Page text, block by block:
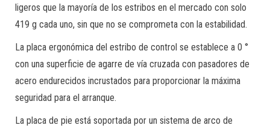
ligeros que la mayoría de los estribos en el mercado con solo
419 g cada uno, sin que no se comprometa con la estabilidad.
La placa ergonómica del estribo de control se establece a 0 °
con una superficie de agarre de vía cruzada con pasadores de
acero endurecidos incrustados para proporcionar la máxima
seguridad para el arranque.
La placa de pie está soportada por un sistema de arco de